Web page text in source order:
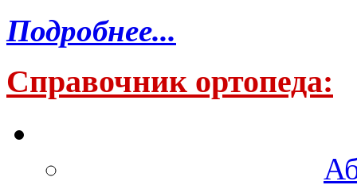
Подробнее...
Справочник ортопеда: